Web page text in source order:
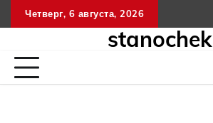
Перейти
к
Четверг, 6 августа, 2026
stanochek